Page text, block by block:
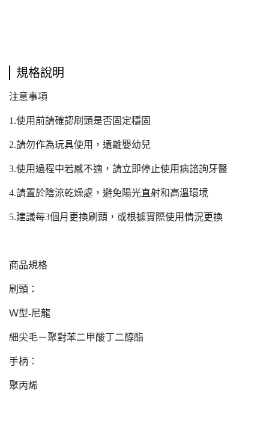
規格說明
注意事項
1.使用前請確認刷頭是否固定穩固
2.請勿作為玩具使用，遠離嬰幼兒
3.使用過程中若感不適，請立即停止使用病諮詢牙醫
4.請置於陰涼乾燥處，避免陽光直射和高溫環境
5.建議每3個月更換刷頭，或根據實際使用情況更換
商品規格
刷頭：
Ｗ型-尼龍
細尖毛－聚對苯二甲酸丁二醇酯
手柄：
聚丙烯